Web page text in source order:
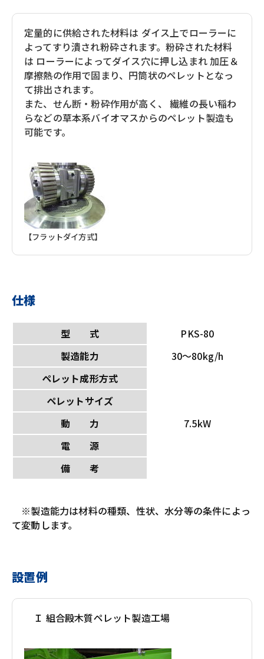
定量的に供給された材料は ダイス上でローラーに
よってすり潰され粉砕されます。粉砕された材料
は ローラーによってダイス穴に押し込まれ 加圧＆
摩擦熱の作用で固まり、円筒状のペレットとなっ
て排出されます。
また、せん断・粉砕作用が高く、 繊維の長い稲わ
らなどの草本系バイオマスからのペレット製造も
可能です。
【フラットダイ方式】
仕様
型 式
PKS-80
製造能力
30～80kg/h
ペレット成形方式
ペレットサイズ
動 力
7.5kW
電 源
備 考
※製造能力は材料の種類、性状、水分等の条件によっ
て変動します。
設置例
Ｉ 組合殿木質ペレット製造工場